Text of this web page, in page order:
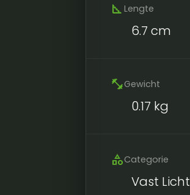
square_foot Lengte
6.7 cm
fitness_centerGewicht
0.17 kg
categoryCategorie
Vast Licht